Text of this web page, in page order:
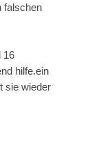
falschen
16
hilfe.ein
sie wieder